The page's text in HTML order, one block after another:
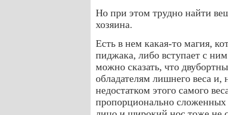
Но при этом трудно найти
хозяина.
Есть в нем какая-то магия,
пиджака, либо вступает с
можно сказать, что
обладателям лишнего веса
недостатком этого самого
пропорционально